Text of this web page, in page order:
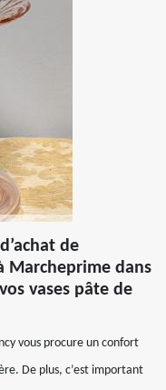
de
Marcheprime dans
vases pâte de
vous procure un confort
De plus, c’est important